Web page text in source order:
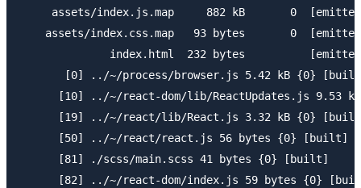
assets/index.js.map     882 kB       0
assets/index.css.map   93 bytes       0
index.html  232 bytes
[0] ../~/process/browser.js 5.42 kB {0}
[10] ../~/react-dom/lib/ReactUpdates.js 9.53
[19] ../~/react/lib/React.js 3.32 kB {0}
      [50] ../~/react/react.js 56 bytes {0} [built]
      [81] ./scss/main.scss 41 bytes {0} [built]
[82] ../~/react-dom/index.js 59 bytes {0}